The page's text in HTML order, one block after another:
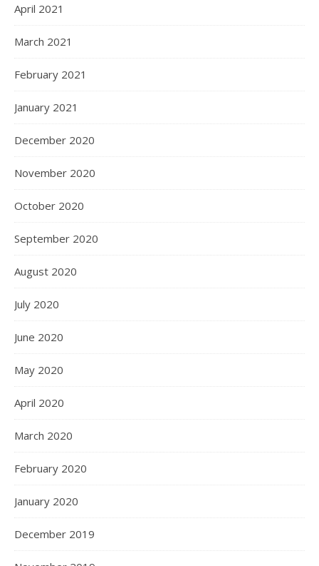
April 2021
March 2021
February 2021
January 2021
December 2020
November 2020
October 2020
September 2020
August 2020
July 2020
June 2020
May 2020
April 2020
March 2020
February 2020
January 2020
December 2019